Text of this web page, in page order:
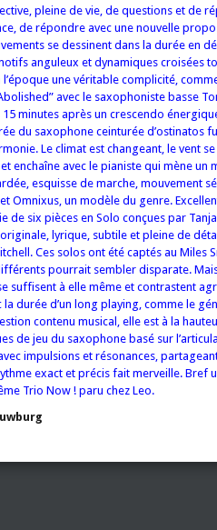
pleine de vie, de questions et de
de répondre avec une nouvelle
se dessinent dans la durée en
anguleux et dynamiques croisées
une véritable complicité,
avec le saxophoniste basse
15 minutes après un crescendo
du saxophone ceinturée d’ostinatos
Le climat est changeant, le vent
enchaîne avec le pianiste qui mène un
esquisse de marche, mouvement
Omnixus, un modèle du genre.
de six pièces en Solo conçues par
lyrique, subtile et pleine de
Ces solos ont été captés au Miles
pourrait sembler disparate.
suffisent à elle même et contrastent
durée d’un long playing, comme le
contenu musical, elle est à la
de jeu du saxophone basé sur
impulsions et résonances,
exact et précis fait merveille.
Trio Now ! paru chez Leo.